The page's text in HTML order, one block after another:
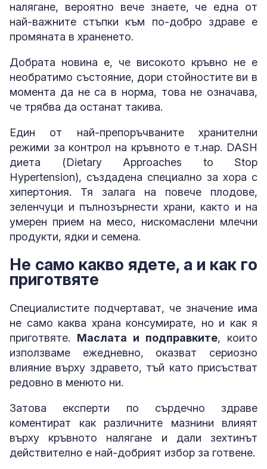
налягане, вероятно вече знаете, че една от
най-важните стъпки към по-добро здраве е
промяната в храненето.
Добрата новина е, че високото кръвно не е
необратимо състояние, дори стойностите ви в
момента да не са в норма, това не означава,
че трябва да останат такива.
Един от най-препоръчваните хранителни
режими за контрол на кръвното е т.нар. DASH
диета (Dietary Approaches to Stop
Hypertension), създадена специално за хора с
хипертония. Тя залага на повече плодове,
зеленчуци и пълнозърнести храни, както и на
умерен прием на месо, нискомаслени млечни
продукти, ядки и семена.
Не само какво ядете, а и как го
приготвяте
Специалистите подчертават, че значение има
не само каква храна консумирате, но и как я
приготвяте. Маслата и подправките, които
използваме ежедневно, оказват сериозно
влияние върху здравето, тъй като присъстват
редовно в менюто ни.
Затова експерти по сърдечно здраве
коментират как различните мазнини влияят
върху кръвното налягане и дали зехтинът
действително е най-добрият избор за готвене.